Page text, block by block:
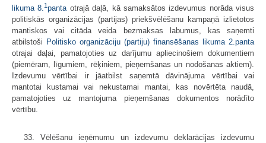
likuma 8.1pantaotrajā daļā, kā samaksātos izdevumus norāda visus
politiskās organizācijas (partijas) priekšvēlēšanu kampaņā izlietotos
mantiskos vai citāda veida bezmaksas labumus, kas saņemti
atbilstoši Politisko organizāciju (partiju) finansēšanas likuma 2.panta
otrajai daļai, pamatojoties uz darījumu apliecinošiem dokumentiem
(piemēram, līgumiem, rēķiniem, pieņemšanas un nodošanas aktiem).
Izdevumu vērtībai ir jāatbilst saņemtā dāvinājuma vērtībai vai
mantotai kustamai vai nekustamai mantai, kas novērtēta naudā,
pamatojoties uz mantojuma pieņemšanas dokumentos norādīto
vērtību.
33. Vēlēšanu ieņēmumu un izdevumu deklarācijas izdevumu